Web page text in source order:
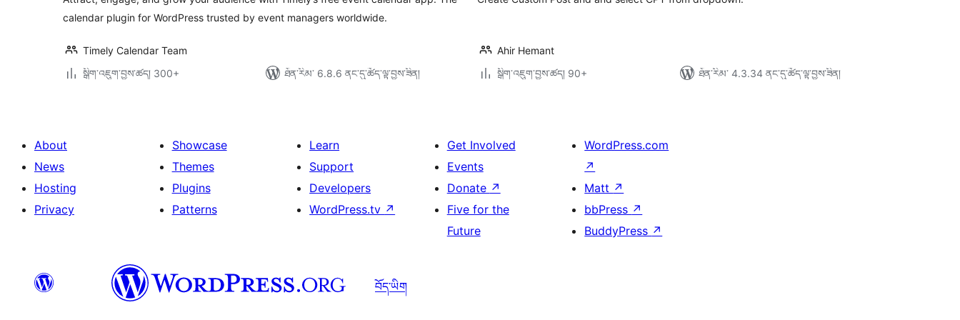
calendar plugin for WordPress trusted by event managers worldwide.
Timely Calendar Team
སྒྲིག་འཇུག་བྱས་ཚད། 300+
ཐོན་རིམ་ 6.8.6 ནང་དུ་ཚོད་ལྟ་བྱས་ཟིན།
Ahir Hemant
སྒྲིག་འཇུག་བྱས་ཚད། 90+
ཐོན་རིམ་ 4.3.34 ནང་དུ་ཚོད་ལྟ་བྱས་ཟིན།
About
News
Hosting
Privacy
Showcase
Themes
Plugins
Patterns
Learn
Support
Developers
WordPress.tv ↗
Get Involved
Events
Donate ↗
Five for the
Future
WordPress.com
↗
Matt ↗
bbPress ↗
BuddyPress ↗
བོད་ཡིག